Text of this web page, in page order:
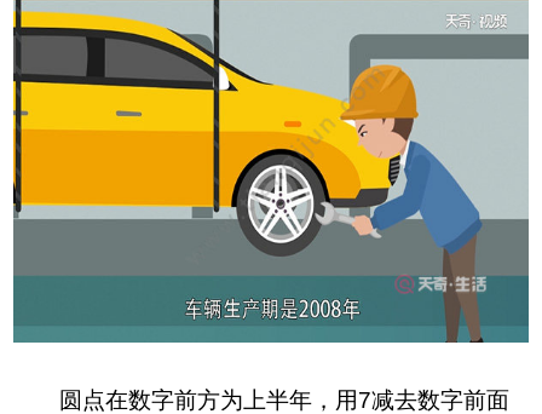
圆点在数字前方为上半年，用7减去数字前面